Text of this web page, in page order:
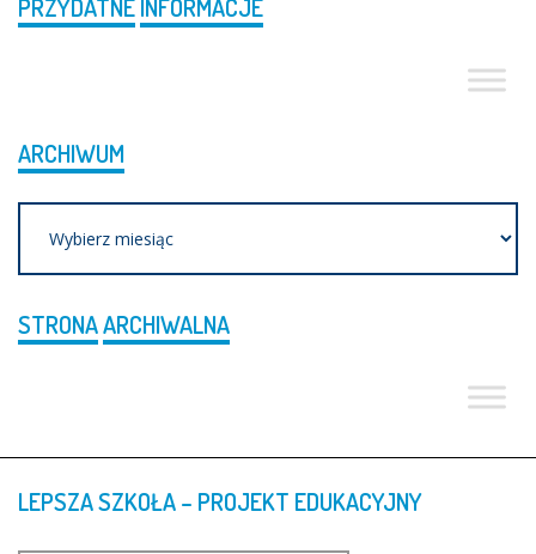
PRZYDATNEINFORMACJE
ARCHIWUM
STRONAARCHIWALNA
LEPSZASZKOŁA– PROJEKT EDUKACYJNY